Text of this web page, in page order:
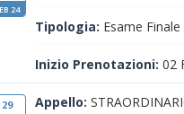
24
Tipologia: Esame Finale
Inizio Prenotazioni: 02
29 Appello: